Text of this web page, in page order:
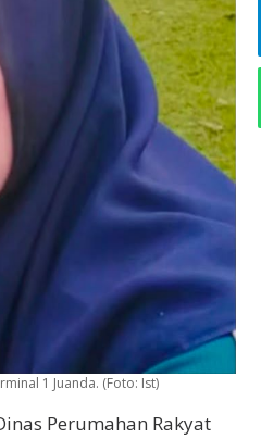
1 Juanda. (Foto: Ist)
Perumahan Rakyat